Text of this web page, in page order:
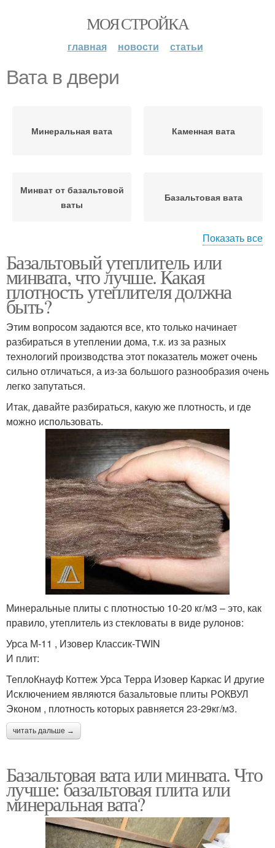
МОЯ СТРОЙКА
главная новости статьи
Вата в двери
Минеральная вата Каменная вата
Минват от базальтовой
ваты
Базальтовая вата
Металлическая дверь Двери в квартиру
Ваты по супер цене
Показать все
Базальтовый утеплитель или
минвата, что лучше. Какая
плотность утеплителя должна
быть?
Этим вопросом задаются все, кто только начинает
разбираться в утеплении дома, т.к. из за разных
технологий производства этот показатель может очень
сильно отличаться, а из-за большого разнообразия очень
легко запутаться.
Итак, давайте разбираться, какую же плотность, и где
можно использовать.
Минеральные плиты с плотностью 10-20 кг/м3 – это, как
правило, утеплитель из стекловаты в виде рулонов:
Урса М-11 , Изовер Классик-TWIN
И плит:
ТеплоКнауф Коттеж Урса Терра Изовер Каркас И другие
Исключением являются базальтовые плиты РОКВУЛ
Эконом , плотность которых равняется 23-29кг/м3.
читать дальше →
Базальтовая вата или минвата. Что
лучше: базальтовая плита или
минеральная вата?